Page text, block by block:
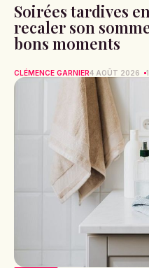
Soirées tardives
recaler son
bons moments
CLÉMENCE GARNIER4 AOÛT 2026